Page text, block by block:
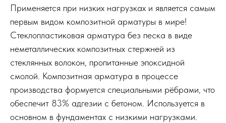
Применяется при низких нагрузках и является самым
первым видом композитной арматуры в мире!
Стеклопластиковая арматура без песка в виде
неметаллических композитных стержней из
стеклянных волокон, пропитанные эпоксидной
смолой. Композитная арматура в процессе
производства формуется специальными рёбрами, что
обеспечит 83% адгезии с бетоном. Используется в
основном в фундаментах с низкими нагрузками.